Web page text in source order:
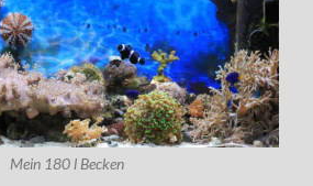
Mein 180 l Becken